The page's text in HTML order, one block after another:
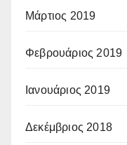
Μάρτιος 2019
Φεβρουάριος 2019
Ιανουάριος 2019
Δεκέμβριος 2018